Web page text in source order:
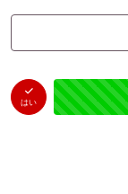
はい
はい
（0件）
未投票